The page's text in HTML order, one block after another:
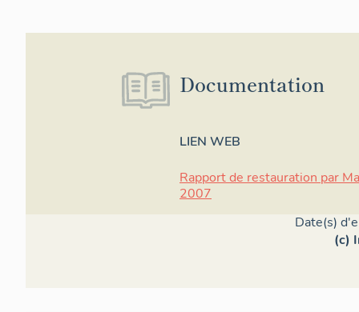
Documentation
LIEN WEB
Rapport de restauration par
2007
Date(s)
(c)